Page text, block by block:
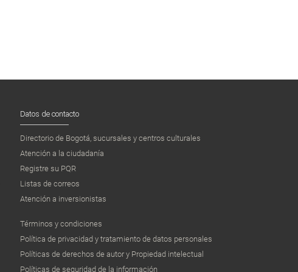
Datos de contacto
Directorio de Bogotá, sucursales y centros culturales
Atención a la ciudadanía
Registre su PQR
Listas de correos
Atención a inversionistas
Términos y condiciones
Política de privacidad y tratamiento de datos personales
Políticas de derechos de autor y Propiedad intelectual
Políticas de seguridad de la información